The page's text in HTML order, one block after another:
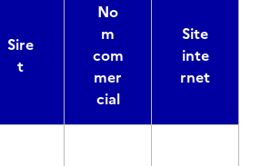
Sire
t
No
m
com
mer
cial
Site
inte
rnet